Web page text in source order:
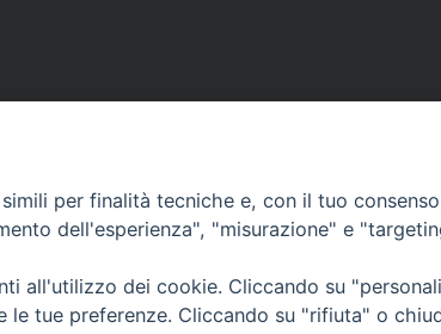
– Macerata (MC)
Orari di
Dal lunedì al sabato
Il pomeriggio solo
per finalità tecniche e, con il tuo
dell'esperienza", "misurazione" e
all'utilizzo dei cookie. Cliccando su
le tue preferenze. Cliccando su "rifiuta" o